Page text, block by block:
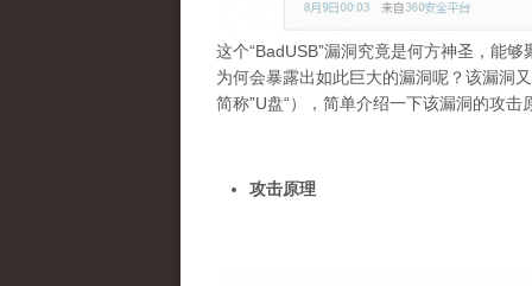
这个“BadUSB”漏洞究竟是何方神圣，能
为何会暴露出如此巨大的漏洞呢？该漏洞
简称”U盘“），简单介绍一下该漏洞的攻击
攻击原理